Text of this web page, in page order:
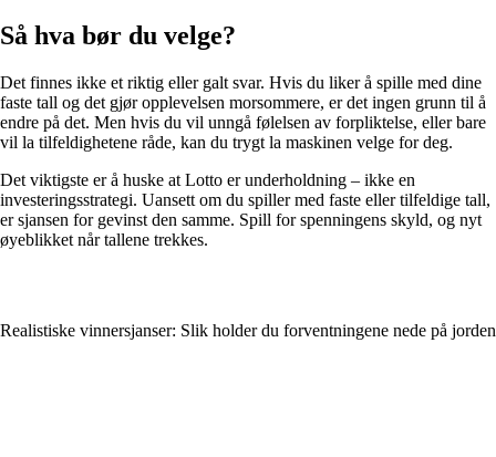
Så hva bør du velge?
Det finnes ikke et riktig eller galt svar. Hvis du liker å spille med dine
faste tall og det gjør opplevelsen morsommere, er det ingen grunn til å
endre på det. Men hvis du vil unngå følelsen av forpliktelse, eller bare
vil la tilfeldighetene råde, kan du trygt la maskinen velge for deg.
Det viktigste er å huske at Lotto er underholdning – ikke en
investeringsstrategi. Uansett om du spiller med faste eller tilfeldige tall,
er sjansen for gevinst den samme. Spill for spenningens skyld, og nyt
øyeblikket når tallene trekkes.
Realistiske vinnersjanser: Slik holder du forventningene nede på jorden